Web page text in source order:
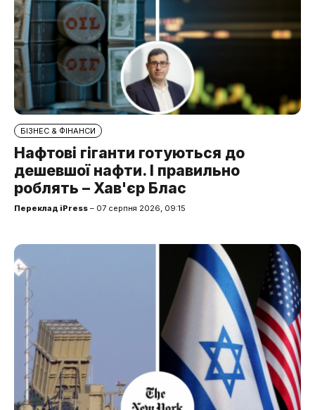
БІЗНЕС & ФІНАНСИ
Нафтові гіганти готуються до
дешевшої нафти. І правильно
роблять – Хав'єр Блас
Переклад iPress – 07 серпня 2026, 09:15